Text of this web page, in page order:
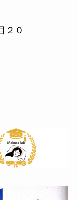
２０